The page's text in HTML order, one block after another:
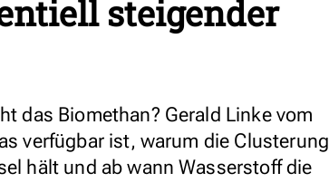
steigender
das Biomethan? Gerald Linke vom
verfügbar ist, warum die Clusterung
hält und ab wann Wasserstoff die